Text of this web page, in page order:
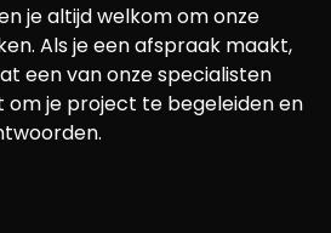
je altijd welkom om onze
Als je een afspraak maakt,
een van onze specialisten
om je project te begeleiden en